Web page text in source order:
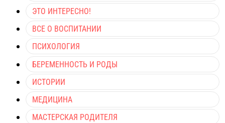
ЭТО ИНТЕРЕСНО!
ВСЕ О ВОСПИТАНИИ
ПСИХОЛОГИЯ
БЕРЕМЕННОСТЬ И РОДЫ
ИСТОРИИ
МЕДИЦИНА
МАСТЕРСКАЯ РОДИТЕЛЯ